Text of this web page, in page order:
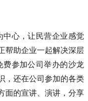
中心，让民营企业感觉
帮助企业一起解决深层
费参加公司举办的沙龙
，还在公司参加的各类
面的宣讲、演讲，分享